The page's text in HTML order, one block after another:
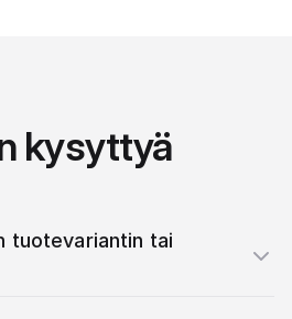
kysyttyä
tuotevariantin tai